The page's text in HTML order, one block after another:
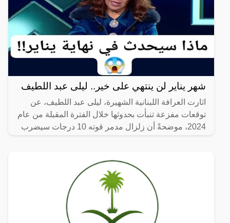
شهر يناير لن ينتهي على خير.. ليلى عبد اللطيف
اثارت العرافة اللبنانية الشهيرة، ليلى عبد اللطيف، عن
توقعات مفزعة تنبأت بحدوثها خلال الفترة المقبلة من عام
2024، موضحةً أن زلزال مدمر قوته 10 درجات سيضرب